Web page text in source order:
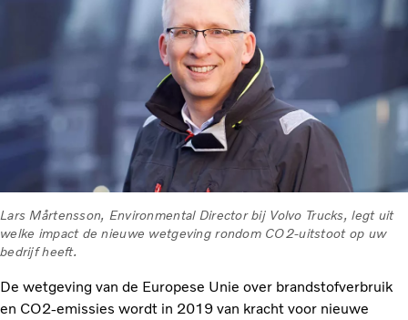
Lars Mårtensson, Environmental Director bij Volvo Trucks, legt uit
welke impact de nieuwe wetgeving rondom CO2-uitstoot op uw
bedrijf heeft.
De wetgeving van de Europese Unie over brandstofverbruik
en CO2-emissies wordt in 2019 van kracht voor nieuwe